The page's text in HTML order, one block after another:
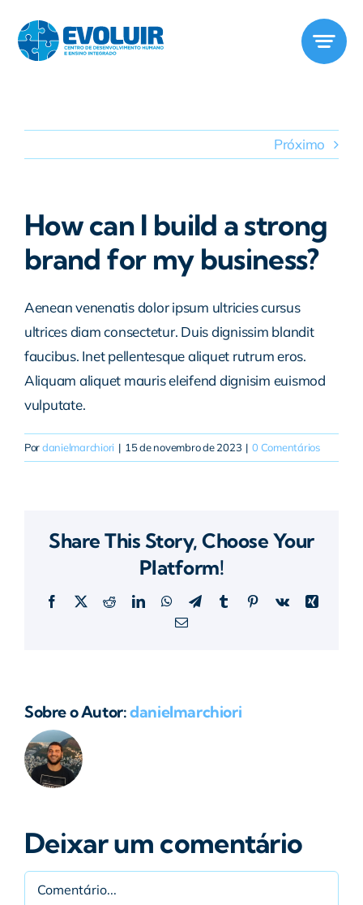
para
Próximo
How can I build a strong
brand for my business?
Aenean venenatis dolor ipsum ultricies cursus
ultrices diam consectetur. Duis dignissim blandit
faucibus. Inet pellentesque aliquet rutrum eros.
Aliquam aliquet mauris eleifend dignisim euismod
vulputate.
Pordanielmarchiori | 15 de novembro de 2023 | 0 Comentários
Share This Story, Choose Your
Platform!
Facebook
X RedditLinkedInWhatsApp
TelegramTumblrPinterestVk
Xing
E-
Sobre o Autor:danielmarchiori
Deixar um comentário
Comentário